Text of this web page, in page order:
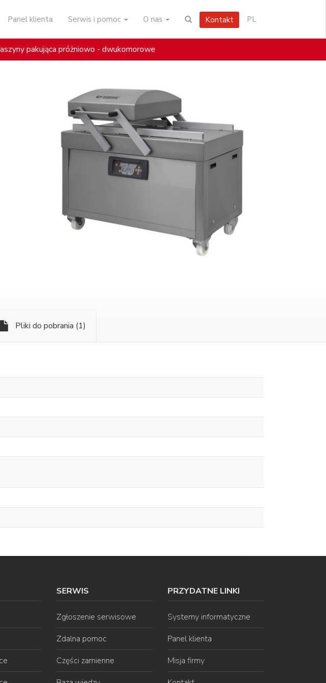
Panel klienta Serwis i pomoc O nas Kontakt PL
pakująca próżniowo - dwukomorowe
Pliki do pobrania (1)
SERWIS
Zgłoszenie serwisowe
Zdalna pomoc
Części zamienne
PRZYDATNE LINKI
Systemy informatyczne
Panel klienta
Misja firmy